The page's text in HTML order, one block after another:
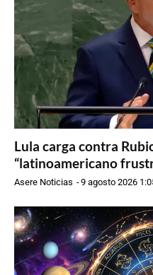
Lula carga contra
“latinoamericano
Asere Noticias -9 agosto 2026